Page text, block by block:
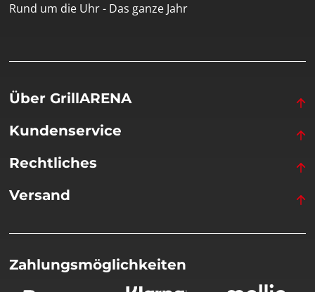
Rund um die Uhr - Das ganze Jahr
Über GrillARENA
Kundenservice
Rechtliches
Versand
Zahlungsmöglichkeiten